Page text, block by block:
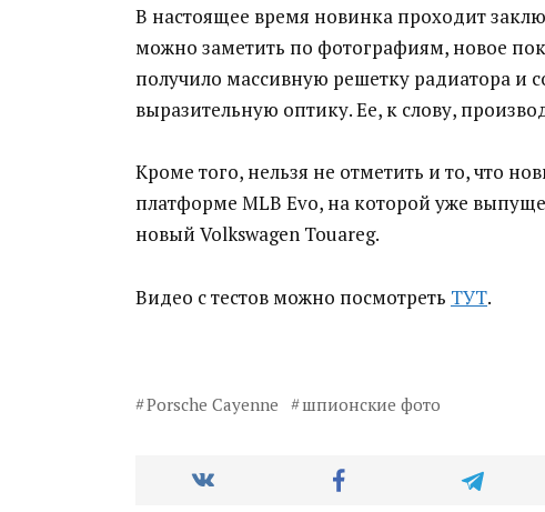
В настоящее время новинка проходит
можно заметить по фотографиям, новое
получило массивную решетку радиатора и
выразительную оптику. Ее, к слову,
Кроме того, нельзя не отметить и то, что
платформе MLB Evo, на которой уже
новый Volkswagen Touareg.
Видео с тестов можно посмотреть ТУТ.
Porsche Cayenne шпионские фото